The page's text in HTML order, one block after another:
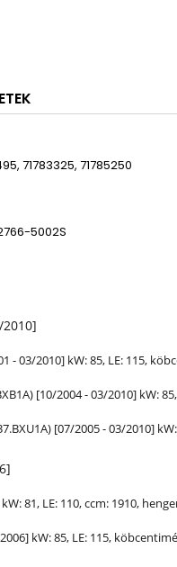
71783325, 71785250
5002S
- 03/2010] kW: 85, LE: 115,
[10/2004 - 03/2010] kW: 85,
[07/2005 - 03/2010]
81, LE: 110, ccm: 1910,
kW: 85, LE: 115,